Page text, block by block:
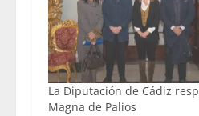
La Diputación de Cádiz
Magna de Palios